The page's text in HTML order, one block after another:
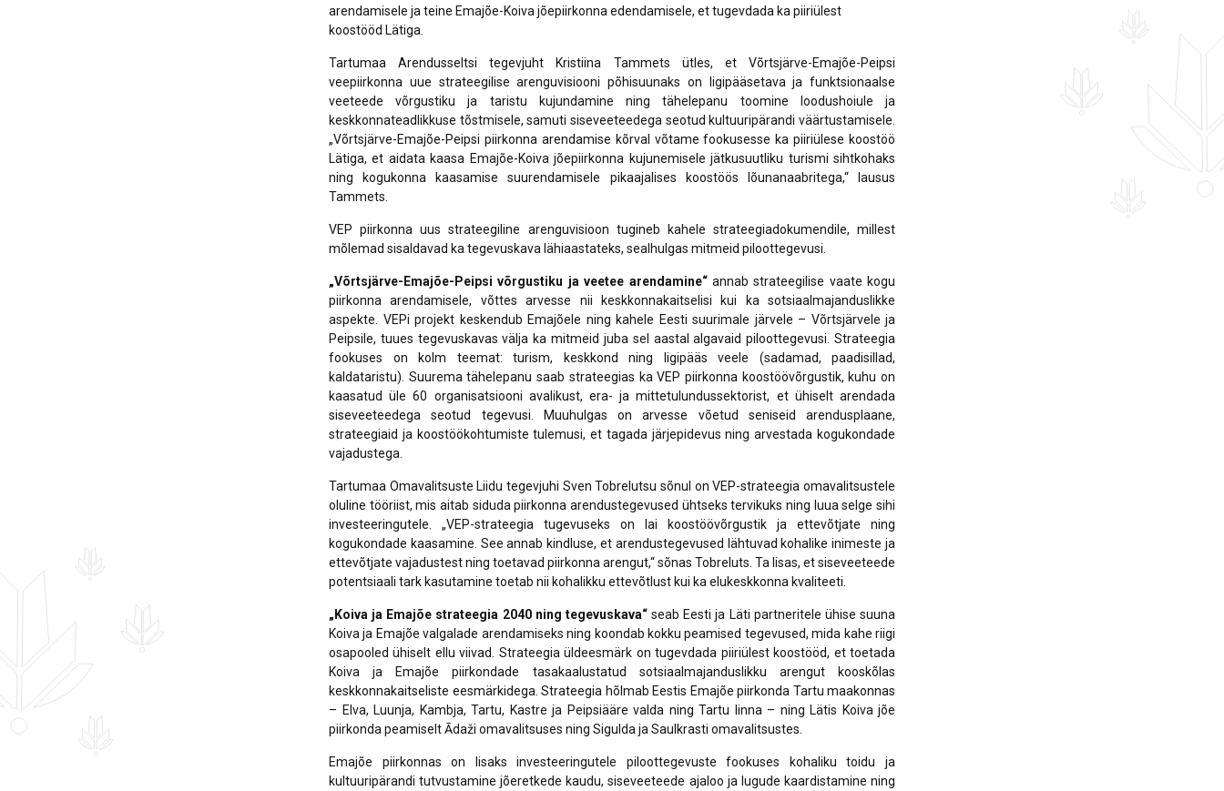
arendamisele ja teine Emajõe-Koiva jõepiirkonna edendamisele, et tugevdada ka piiriülest
koostööd Lätiga.
Tartumaa Arendusseltsi tegevjuht Kristiina Tammets
ütles, et Võrtsjärve-Emajõe-Peipsi
veepiirkonna uue strateegilise arenguvisiooni põhisuunaks on ligipääsetava ja funktsionaalse
veeteede võrgustiku ja taristu kujundamine ning tähelepanu toomine loodushoiule ja
keskkonnateadlikkuse tõstmisele, samuti siseveeteedega seotud kultuuripärandi väärtustamisele.
„Võrtsjärve-Emajõe-Peipsi piirkonna arendamise kõrval võtame fookusesse ka piiriülese koostöö
Lätiga, et aidata kaasa Emajõe-Koiva jõepiirkonna kujunemisele jätkusuutliku turismi sihtkohaks
ning kogukonna kaasamise suurendamisele pikaajalises koostöös lõunanaabritega,“ lausus
Tammets.
VEP piirkonna uus strateegiline arenguvisioon tugineb kahele strateegiadokumendile, millest
mõlemad sisaldavad ka tegevuskava lähiaastateks, sealhulgas mitmeid piloottegevusi.
„Võrtsjärve-Emajõe-Peipsi võrgustiku ja veetee arendamine“ annab strateegilise vaate kogu
piirkonna arendamisele, võttes arvesse nii keskkonnakaitselisi kui ka sotsiaalmajanduslikke
aspekte. VEPi projekt keskendub Emajõele ning kahele Eesti suurimale järvele – Võrtsjärvele ja
Peipsile, tuues tegevuskavas välja ka mitmeid juba sel aastal algavaid piloottegevusi. Strateegia
fookuses on kolm teemat: turism, keskkond ning ligipääs veele (sadamad, paadisillad,
kaldataristu). Suurema tähelepanu saab strateegias ka VEP piirkonna koostöövõrgustik, kuhu on
kaasatud üle 60 organisatsiooni avalikust, era- ja mittetulundussektorist, et ühiselt arendada
siseveeteedega seotud tegevusi. Muuhulgas on arvesse võetud seniseid arendusplaane,
strateegiaid ja koostöökohtumiste tulemusi, et tagada järjepidevus ning arvestada kogukondade
vajadustega.
Tartumaa Omavalitsuste Liidu tegevjuhi Sven Tobrelutsu sõnul on VEP-strateegia omavalitsustele
oluline tööriist, mis aitab siduda piirkonna arendustegevused ühtseks tervikuks ning luua selge sihi
investeeringutele. „VEP-strateegia tugevuseks on lai koostöövõrgustik ja ettevõtjate ning
kogukondade kaasamine. See annab kindluse, et arendustegevused lähtuvad kohalike inimeste ja
ettevõtjate vajadustest ning toetavad piirkonna arengut,“ sõnas Tobreluts. Ta lisas, et siseveeteede
potentsiaali tark kasutamine toetab nii kohalikku ettevõtlust kui ka elukeskkonna kvaliteeti.
„Koiva ja Emajõe strateegia 2040 ning tegevuskava“seab Eesti ja Läti partneritele ühise suuna
Koiva ja Emajõe valgalade arendamiseks ning koondab kokku peamised tegevused, mida kahe riigi
osapooled ühiselt ellu viivad. Strateegia üldeesmärk on tugevdada piiriülest koostööd, et toetada
Koiva ja Emajõe piirkondade tasakaalustatud sotsiaalmajanduslikku arengut kooskõlas
keskkonnakaitseliste eesmärkidega. Strateegia hõlmab Eestis Emajõe piirkonda Tartu maakonnas
– Elva, Luunja, Kambja, Tartu, Kastre ja Peipsiääre valda ning Tartu linna – ning Lätis Koiva jõe
piirkonda peamiselt Ādaži omavalitsuses ning Sigulda ja Saulkrasti omavalitsustes.
Emajõe piirkonnas on lisaks investeeringutele piloottegevuste fookuses kohaliku toidu ja
kultuuripärandi tutvustamine jõeretkede kaudu, siseveeteede ajaloo ja lugude kaardistamine ning